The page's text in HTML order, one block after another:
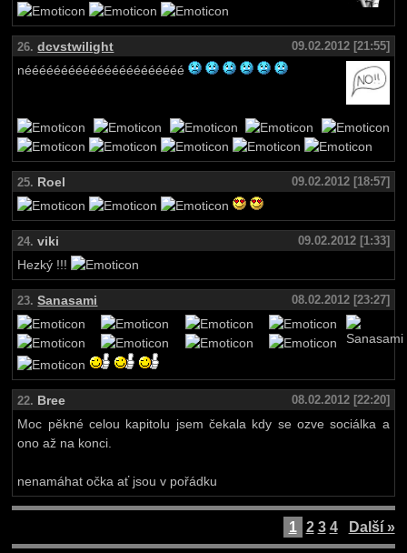
26. dcvstwilight
09.02.2012 [21:55]
néééééééééééééééééééééé
25. Roel 09.02.2012 [18:57]
24. viki
09.02.2012 [1:33]
Hezký !!!
23. Sanasami 08.02.2012 [23:27]
22. Bree
08.02.2012 [22:20]
Moc pěkné celou kapitolu jsem čekala kdy se ozve sociálka a
ono až na konci.
nenamáhat očka ať jsou v pořádku
1 2 3 4 Další »